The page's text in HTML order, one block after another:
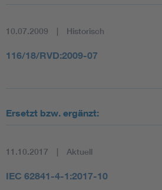
10.07.2009 Historisch
116/18/RVD:2009-07
Ersetzt bzw. ergänzt:
11.10.2017 Aktuell
IEC 62841-4-1:2017-10